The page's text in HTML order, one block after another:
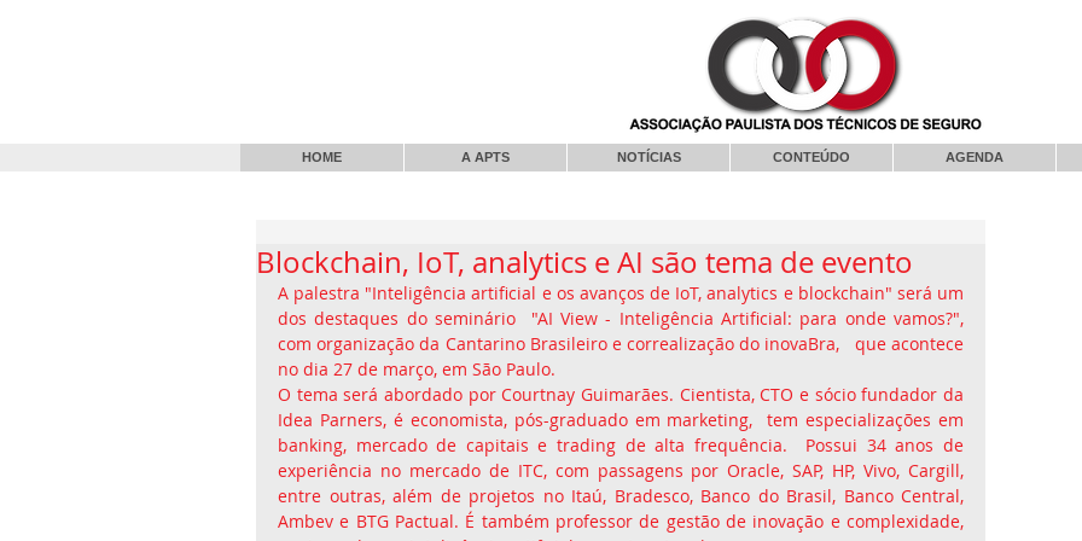
HOME A APTS NOTÍCIAS CONTEÚDO AGENDA
Blockchain, IoT, analytics e AI são tema de evento
A palestra "Inteligência artificial e os avanços de IoT, analytics e blockchain" será um
dos destaques do seminário  "AI View - Inteligência Artificial: para onde vamos?",
com organização da Cantarino Brasileiro e correalização do inovaBra,   que acontece
no dia 27 de março, em São Paulo.
O tema será abordado por Courtnay Guimarães. Cientista, CTO e sócio fundador da
Idea Parners, é economista, pós-graduado em marketing,  tem especializações em
banking, mercado de capitais e trading de alta frequência.  Possui 34 anos de
experiência no mercado de ITC, com passagens por Oracle, SAP, HP, Vivo, Cargill,
entre outras, além de projetos no Itaú, Bradesco, Banco do Brasil, Banco Central,
Ambev e BTG Pactual. É também professor de gestão de inovação e complexidade,